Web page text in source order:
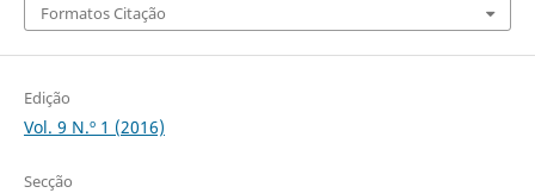
Formatos Citação
Edição
Vol. 9 N.º 1 (2016)
Secção